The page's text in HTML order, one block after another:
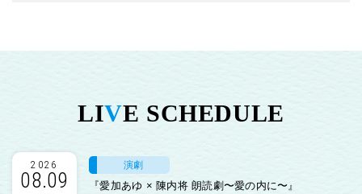
LIVE SCHEDULE
2026
08.09
演劇
『愛加あゆ × 陳内将 朗読劇〜愛の内に〜』